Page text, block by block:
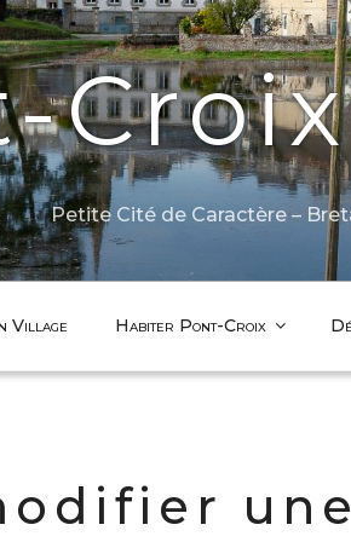
Petite Cité de Caractère –
Village Habiter Pont-Croix
une